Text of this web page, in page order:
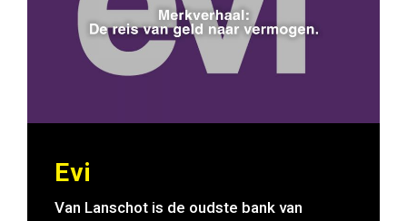
Evi
Van Lanschot is de oudste bank van